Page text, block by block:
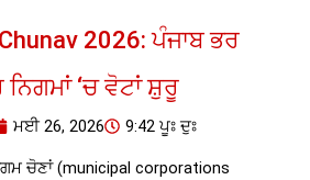
2026: ਪੰਜਾਬ ਭਰ
‘ਚ ਵੋਟਾਂ ਸ਼ੁਰੂ
ਮਈ 26, 2026 9:42 ਪੂਃ ਦੁਃ
ਚੋਣਾਂ (municipal corporations